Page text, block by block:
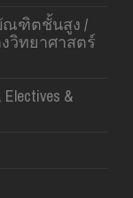
ณฑิตชั้นสูง /
วิทยาศาสตร์
Electives &